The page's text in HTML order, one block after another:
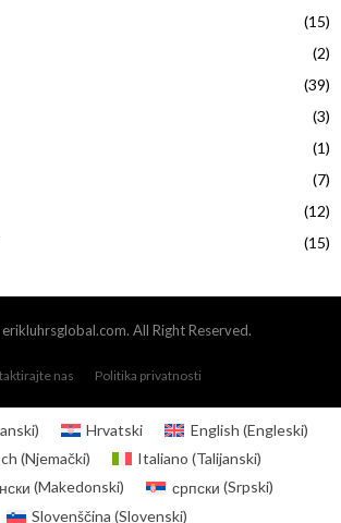
H
(15)
(2)
(39)
(3)
(1)
(7)
(12)
(15)
All Right Reserved.
nas Politika privatnosti
) Hrvatski English (Engleski)
(Njemački) Italiano (Talijanski)
(Makedonski) српски (Srpski)
Slovenščina (Slovenski)